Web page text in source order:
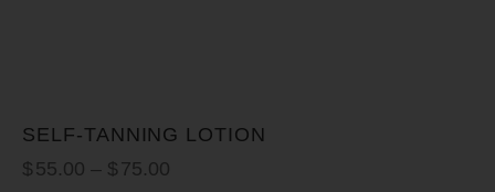
SELF-TANNING LOTION
$ 55.00 – $ 75.00